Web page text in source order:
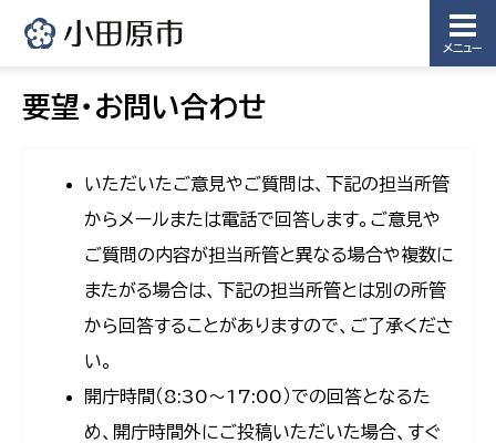
メニュー
要望・お問い合わせ
いただいたご意見やご質問は、下記の担当所管
からメールまたは電話で回答します。ご意見や
ご質問の内容が担当所管と異なる場合や複数に
またがる場合は、下記の担当所管とは別の所管
から回答することがありますので、ご了承くださ
い。
開庁時間（8:30〜17:00）での回答となるた
め、開庁時間外にご投稿いただいた場合、すぐ